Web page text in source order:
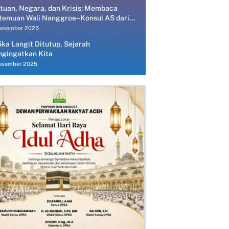
Negara, dan Krisis: Membaca
Wali Nanggroe–Konsul AS dari
Ekonomi Politik
2025
Langit Ditutup, Sejarah
Kita
2025